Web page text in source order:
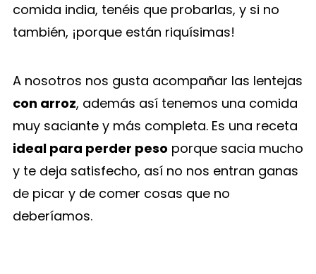
comida india, tenéis que probarlas, y si no
también, ¡porque están riquísimas!
A nosotros nos gusta acompañar las lentejas
con arroz, además así tenemos una comida
muy saciante y más completa. Es una receta
ideal para perder peso porque sacia mucho
y te deja satisfecho, así no nos entran ganas
de picar y de comer cosas que no
deberíamos.